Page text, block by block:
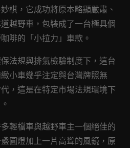
棋，它成功將原本略顯嚴肅、
越野車，包裝成了一台極具個
啡的「小拉力」車款。
法規與排氣檢驗制度下，這台
小車幾乎注定與台灣牌照無
，這是在特定市場法規環境下
輕檔車與越野車主一個絕佳的
圓燈加上一片高聳的風鏡，原